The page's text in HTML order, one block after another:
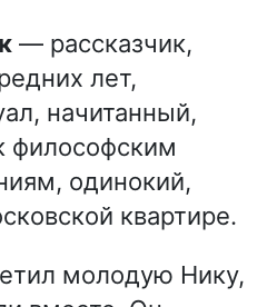
— рассказчик,
лет,
начитанный,
философским
одинокий,
квартире.
молодую Нику,